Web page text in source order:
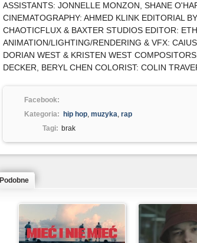
ASSISTANTS: JONNELLE MONZON, SHANE
CINEMATOGRAPHY: AHMED KLINK EDITORIAL
CHAOTICFLUX & BAXTER STUDIOS EDITOR:
ANIMATION/LIGHTING/RENDERING & VFX:
DORIAN WEST & KRISTEN WEST
DECKER, BERYL CHEN COLORIST: COLIN
Facebook:
Kategoria:
hip hop, muzyka, rap
Tagi: brak
Podobne